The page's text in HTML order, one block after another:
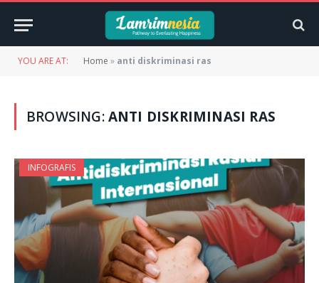
YOU ARE AT: Home » anti diskriminasi ras
BROWSING:ANTI DISKRIMINASI RAS
INFOGRAFIS